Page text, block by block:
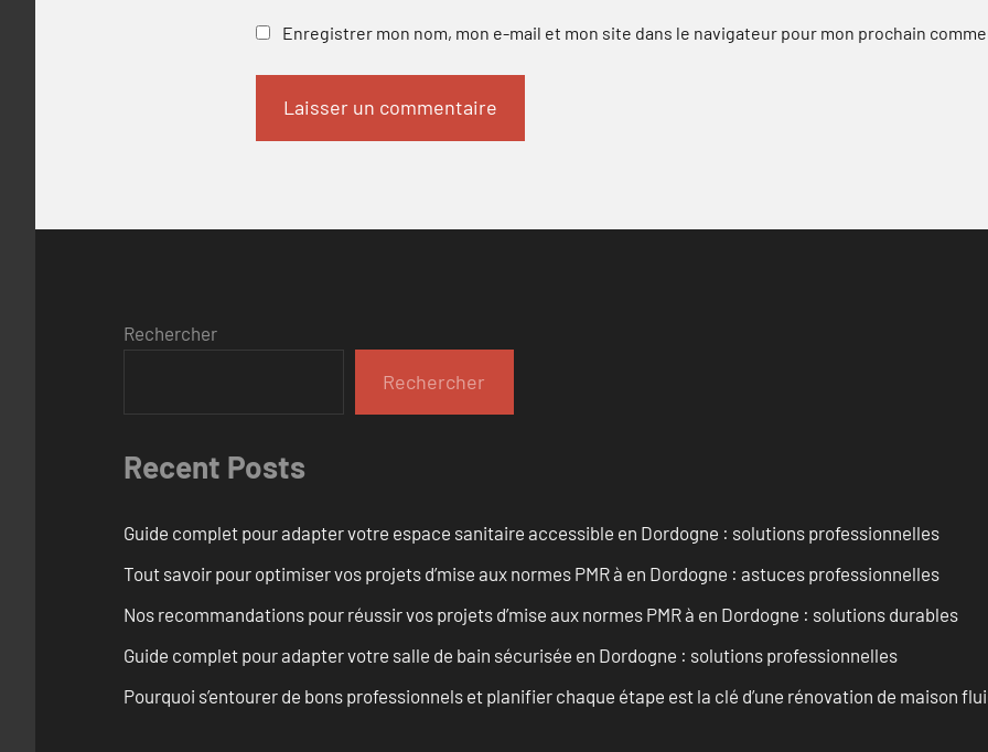
Enregistrer mon nom, mon e-mail et mon site dans le navigateur pour mon prochain
Rechercher
Rechercher
Recent Posts
Guide complet pour adapter votre espace sanitaire accessible en Dordogne : solutions professionnelles
Tout savoir pour optimiser vos projets d’mise aux normes PMR à en Dordogne : astuces professionnelles
Nos recommandations pour réussir vos projets d’mise aux normes PMR à en Dordogne : solutions durables
Guide complet pour adapter votre salle de bain sécurisée en Dordogne : solutions professionnelles
Pourquoi s’entourer de bons professionnels et planifier chaque étape est la clé d’une rénovation de maison